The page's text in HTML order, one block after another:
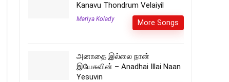
Kanavu Thondrum Velaiyil
Mariya Kolady More Songs
அனாதை இல்லை நான்
இயேசுவின் – Anadhai Illai Naan
Yesuvin